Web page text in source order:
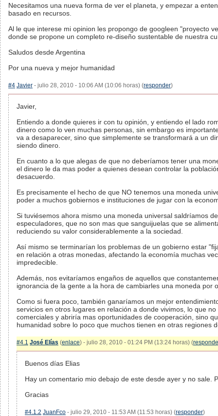
Necesitamos una nueva forma de ver el planeta, y empezar a
basado en recursos.
Al le que interese mi opinion les propongo de googleen "proyecto
donde se propone un completo re-diseño sustentable de nuestra
Saludos desde Argentina
Por una nueva y mejor humanidad
#4 Javier - julio 28, 2010 - 10:06 AM (10:06 horas) (responder)
Javier,
Entiendo a donde quieres ir con tu opinión, y entiendo el lado
dinero como lo ven muchas personas, sin embargo es
va a desaparecer, sino que simplemente se transformará a un
siendo dinero.
En cuanto a lo que alegas de que no deberíamos tener una
el dinero le da mas poder a quienes desean controlar la
desacuerdo.
Es precisamente el hecho de que NO tenemos una moneda
poder a muchos gobiernos e instituciones de jugar con la
Si tuviésemos ahora mismo una moneda universal saldríamos
especuladores, que no son mas que sanguijuelas que se
reduciendo su valor considerablemente a la sociedad.
Así mismo se terminarían los problemas de un gobierno estar
en relación a otras monedas, afectando la economía muchas
impredecible.
Además, nos evitaríamos engaños de aquellos que
ignorancia de la gente a la hora de cambiarles una moneda por
Como si fuera poco, también ganaríamos un mejor
servicios en otros lugares en relación a donde vivimos, lo que
comerciales y abriría mas oportunidades de cooperación, sino
humanidad sobre lo poco que muchos tienen en otras regiones
#4.1 José Elías (enlace) - julio 28, 2010 - 01:24 PM (13:24 horas) (
Buenos días Elias
Hay un comentario mio debajo de este desde ayer y no sale.
Gracias
#4.1.2 JuanFco - julio 29, 2010 - 11:53 AM (11:53 horas) (responder)